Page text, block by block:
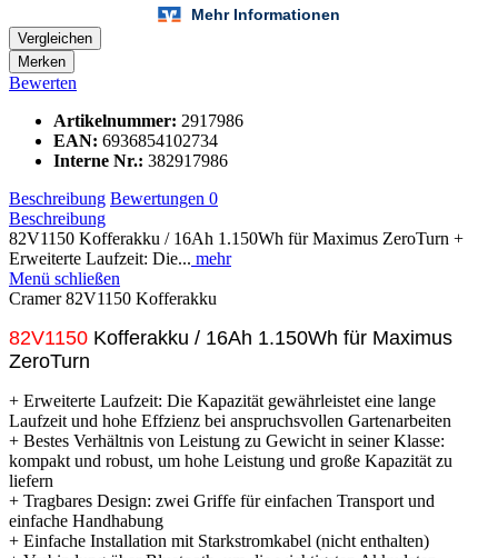
Vergleichen
Merken
Bewerten
Artikelnummer: 2917986
EAN: 6936854102734
Interne Nr.: 382917986
Beschreibung Bewertungen 0
Beschreibung
82V1150 Kofferakku / 16Ah 1.150Wh für Maximus ZeroTurn +
Erweiterte Laufzeit: Die... mehr
Menü schließen
Cramer 82V1150 Kofferakku
82V1150 Kofferakku / 16Ah 1.150Wh für Maximus
ZeroTurn
+ Erweiterte Laufzeit: Die Kapazität gewährleistet eine lange
Laufzeit und hohe Effzienz bei anspruchsvollen Gartenarbeiten
+ Bestes Verhältnis von Leistung zu Gewicht in seiner Klasse:
kompakt und robust, um hohe Leistung und große Kapazität zu
liefern
+ Tragbares Design: zwei Griffe für einfachen Transport und
einfache Handhabung
+ Einfache Installation mit Starkstromkabel (nicht enthalten)